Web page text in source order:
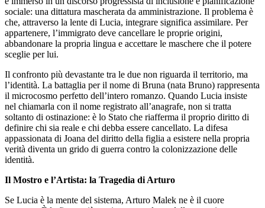
sociale: una dittatura mascherata da amministrazione. Il problema è
che, attraverso la lente di Lucia, integrare significa assimilare. Per
appartenere, l’immigrato deve cancellare le proprie origini,
abbandonare la propria lingua e accettare le maschere che il potere
sceglie per lui.
Il confronto più devastante tra le due non riguarda il territorio, ma
l’identità. La battaglia per il nome di Bruna (nata Bruno) rappresenta
il microcosmo perfetto dell’intero romanzo. Quando Lucia insiste
nel chiamarla con il nome registrato all’anagrafe, non si tratta
soltanto di ostinazione: è lo Stato che riafferma il proprio diritto di
definire chi sia reale e chi debba essere cancellato. La difesa
appassionata di Joana del diritto della figlia a esistere nella propria
verità diventa un grido di guerra contro la colonizzazione delle
identità.
Il Mostro e l’Artista: la Tragedia di Arturo
Se Lucia è la mente del sistema, Arturo Malek ne è il cuore